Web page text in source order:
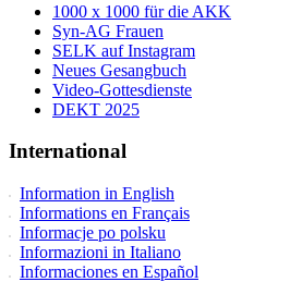
1000 x 1000 für die AKK
Syn-AG Frauen
SELK auf Instagram
Neues Gesangbuch
Video-Gottesdienste
DEKT 2025
International
Information in English
Informations en Français
Informacje po polsku
Informazioni in Italiano
Informaciones en Español